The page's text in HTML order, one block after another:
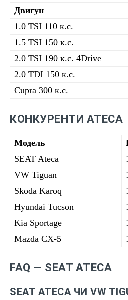
Двигун
1.0 TSI 110 к.с.
1.5 TSI 150 к.с.
2.0 TSI 190 к.с. 4Drive
2.0 TDI 150 к.с.
Cupra 300 к.с.
КОНКУРЕНТИ ATECA
Модель
SEAT Ateca
VW Tiguan
Skoda Karoq
Hyundai Tucson
Kia Sportage
Mazda CX-5
FAQ — SEAT ATECA
SEAT ATECA ЧИ VW